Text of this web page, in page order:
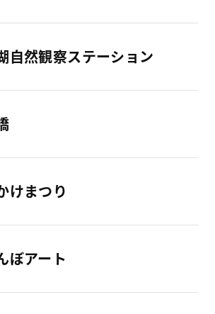
自然観察ステーション
けまつり
ぼアート